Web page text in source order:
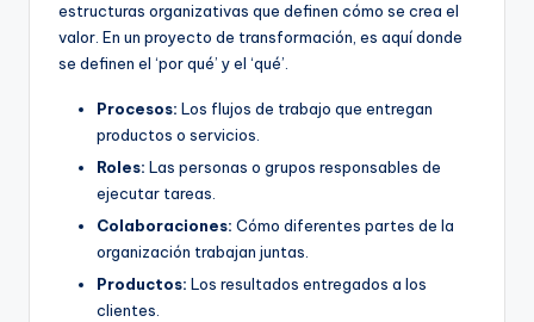
estructuras organizativas que definen cómo se crea el
valor. En un proyecto de transformación, es aquí donde
se definen el ‘por qué’ y el ‘qué’.
Procesos: Los flujos de trabajo que entregan
productos o servicios.
Roles: Las personas o grupos responsables de
ejecutar tareas.
Colaboraciones: Cómo diferentes partes de la
organización trabajan juntas.
Productos: Los resultados entregados a los
clientes.